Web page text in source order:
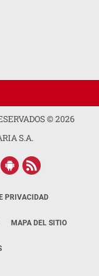
©2026
S.A.
PRIVACIDAD
MAPA DEL SITIO